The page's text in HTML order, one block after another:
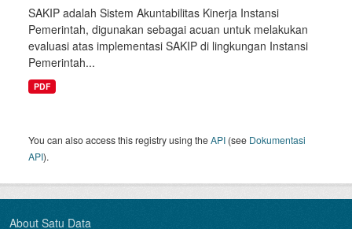
SAKIP adalah Sistem Akuntabilitas Kinerja Instansi
Pemerintah, digunakan sebagai acuan untuk melakukan
evaluasi atas implementasi SAKIP di lingkungan Instansi
Pemerintah...
PDF
You can also access this registry using theAPI (see Dokumentasi
API).
About Satu Data